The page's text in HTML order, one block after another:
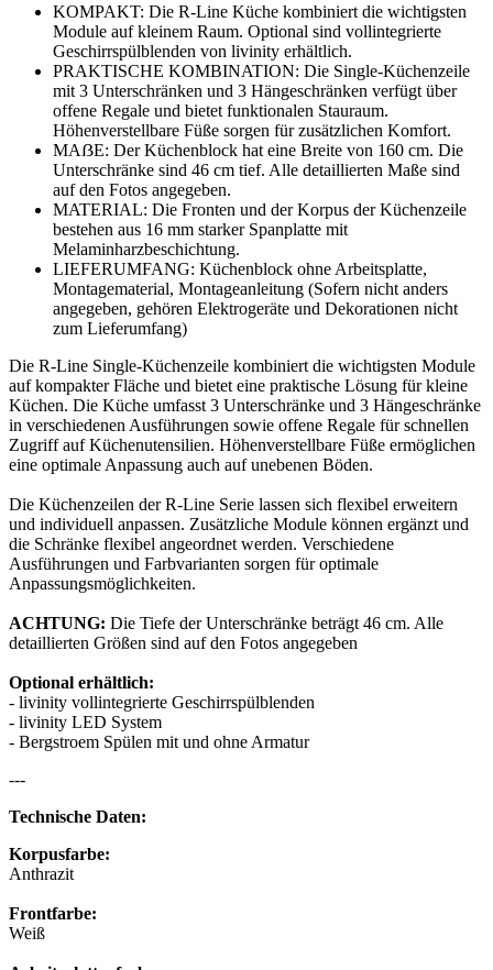
KOMPAKT: Die R-Line Küche kombiniert die wichtigsten
Module auf kleinem Raum. Optional sind vollintegrierte
Geschirrspülblenden von livinity erhältlich.
PRAKTISCHE KOMBINATION: Die Single-Küchenzeile
mit 3 Unterschränken und 3 Hängeschränken verfügt über
offene Regale und bietet funktionalen Stauraum.
Höhenverstellbare Füße sorgen für zusätzlichen Komfort.
MAẞE: Der Küchenblock hat eine Breite von 160 cm. Die
Unterschränke sind 46 cm tief. Alle detaillierten Maße sind
auf den Fotos angegeben.
MATERIAL: Die Fronten und der Korpus der Küchenzeile
bestehen aus 16 mm starker Spanplatte mit
Melaminharzbeschichtung.
LIEFERUMFANG: Küchenblock ohne Arbeitsplatte,
Montagematerial, Montageanleitung (Sofern nicht anders
angegeben, gehören Elektrogeräte und Dekorationen nicht
zum Lieferumfang)
Die R-Line Single-Küchenzeile kombiniert die wichtigsten Module
auf kompakter Fläche und bietet eine praktische Lösung für kleine
Küchen. Die Küche umfasst 3 Unterschränke und 3 Hängeschränke
in verschiedenen Ausführungen sowie offene Regale für schnellen
Zugriff auf Küchenutensilien. Höhenverstellbare Füße ermöglichen
eine optimale Anpassung auch auf unebenen Böden.
Die Küchenzeilen der R-Line Serie lassen sich flexibel erweitern
und individuell anpassen. Zusätzliche Module können ergänzt und
die Schränke flexibel angeordnet werden. Verschiedene
Ausführungen und Farbvarianten sorgen für optimale
Anpassungsmöglichkeiten.
ACHTUNG: Die Tiefe der Unterschränke beträgt 46 cm. Alle
detaillierten Größen sind auf den Fotos angegeben
Optional erhältlich:
- livinity vollintegrierte Geschirrspülblenden
- livinity LED System
- Bergstroem Spülen mit und ohne Armatur
---
Technische Daten:
Korpusfarbe:
Anthrazit
Frontfarbe:
Weiß